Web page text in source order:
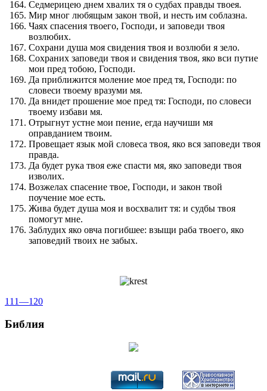
Седмерицею днем хвалих тя о судбах правды твоея.
Мир мног любящым закон твой, и несть им соблазна.
Чаях спасения твоего, Господи, и заповеди твоя
возлюбих.
Сохрани душа моя свидения твоя и возлюби я зело.
Сохраних заповеди твоя и свидения твоя, яко вси путие
мои пред тобою, Господи.
Да приближится моление мое пред тя, Господи: по
словеси твоему вразуми мя.
Да внидет прошение мое пред тя: Господи, по словеси
твоему избави мя.
Отрыгнут устне мои пение, егда научиши мя
оправданием твоим.
Провещает язык мой словеса твоя, яко вся заповеди твоя
правда.
Да будет рука твоя еже спасти мя, яко заповеди твоя
изволих.
Возжелах спасение твое, Господи, и закон твой
поучение мое есть.
Жива будет душа моя и восхвалит тя: и судбы твоя
помогут мне.
Заблудих яко овча погибшее: взыщи раба твоего, яко
заповедий твоих не забых.
111—120
Библия